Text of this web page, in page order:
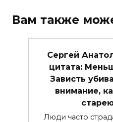
Вам также
Сергей
цитата:
Зависть
внимание,
Люди часто